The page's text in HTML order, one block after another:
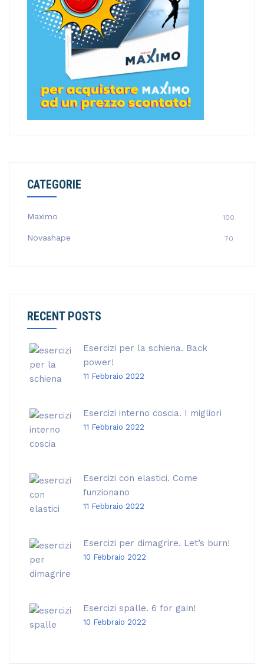
CATEGORIE
Maximo 100
Novashape 70
RECENT POSTS
Esercizi per la schiena. Back
power!
11 Febbraio 2022
Esercizi interno coscia. I migliori
11 Febbraio 2022
Esercizi con elastici. Come
funzionano
11 Febbraio 2022
Esercizi per dimagrire. Let’s burn!
10 Febbraio 2022
Esercizi spalle. 6 for gain!
10 Febbraio 2022